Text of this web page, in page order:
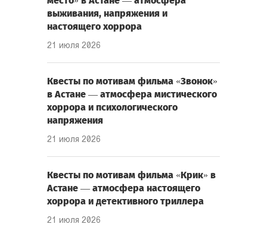
выживания, напряжения и
настоящего хоррора
21 июля 2026
Квесты по мотивам фильма «Звонок»
в Астане — атмосфера мистического
хоррора и психологического
напряжения
21 июля 2026
Квесты по мотивам фильма «Крик» в
Астане — атмосфера настоящего
хоррора и детективного триллера
21 июля 2026